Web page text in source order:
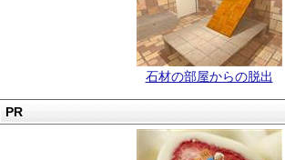
石材の部屋からの脱出
PR